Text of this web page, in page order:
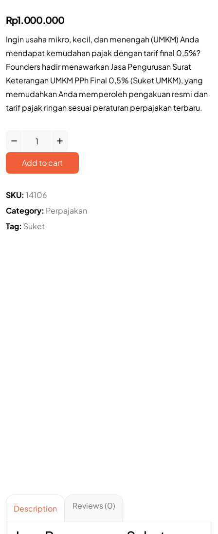
Rp1.000.000
Ingin usaha mikro, kecil, dan menengah (UMKM) Anda
mendapat kemudahan pajak dengan tarif final 0,5%?
Founders hadir menawarkan Jasa Pengurusan Surat
Keterangan UMKM PPh Final 0,5% (Suket UMKM), yang
memudahkan Anda memperoleh pengakuan resmi dan
tarif pajak ringan sesuai peraturan perpajakan terbaru.
Add to cart
SKU: 14106
Category: Perpajakan
Tag: Suket
Description Reviews (0)